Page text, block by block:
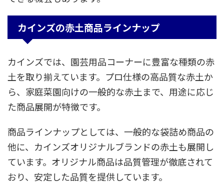
カインズの赤土商品ラインナップ
カインズでは、園芸用品コーナーに豊富な種類の赤
土を取り揃えています。プロ仕様の高品質な赤土か
ら、家庭菜園向けの一般的な赤土まで、用途に応じ
た商品展開が特徴です。
商品ラインナップとしては、一般的な袋詰め商品の
他に、カインズオリジナルブランドの赤土も展開し
ています。オリジナル商品は品質管理が徹底されて
おり、安定した品質を提供しています。